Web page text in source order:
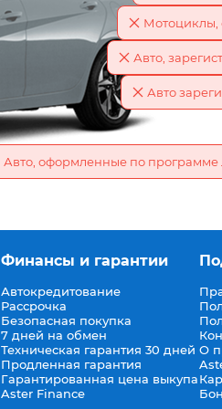
Мотоциклы,
Авто,
Авто
Авто, оформленные по
Финансы и гарантии
Автокредитование
Рассрочка
Безопасная покупка
7 дней на обмен
Техническая гарантия 30 дней
Продленная гарантия
Гарантированная цена выкупа
Aster Finance
О